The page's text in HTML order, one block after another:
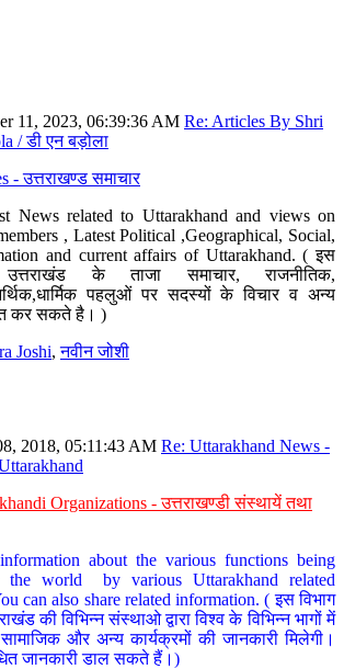
11, 2023, 06:39:36 AM Re: Articles By Shri
/ डी एन बड़ोला
- उत्तराखण्ड समाचार
News related to Uttarakhand and views on
, Latest Political ,Geographical, Social,
and current affairs of Uttarakhand. ( इस
के ताजा समाचार, राजनीतिक,
पहलुओं पर सदस्यों के विचार व अन्य
कर सकते है। )
Joshi,नवीन जोशी
2018, 05:11:43 AM Re: Uttarakhand News -
Organizations - उत्तराखण्डी संस्थायें तथा
about the various functions being
the world by various Uttarakhand related
can also share related information. ( इस विभाग
की विभिन्न संस्थाओ द्वारा विश्व के विभिन्न भागों में
और अन्य कार्यक्रमों की जानकारी मिलेगी।
जानकारी डाल सकते हैं।)